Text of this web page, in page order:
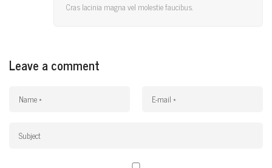
Cras lacinia magna vel molestie faucibus.
Leave a comment